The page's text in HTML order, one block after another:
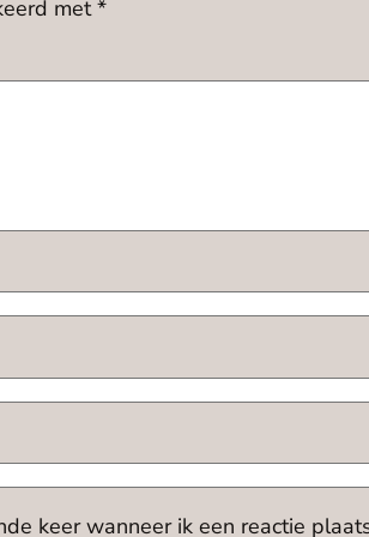
met*
keer wanneer ik een reactie